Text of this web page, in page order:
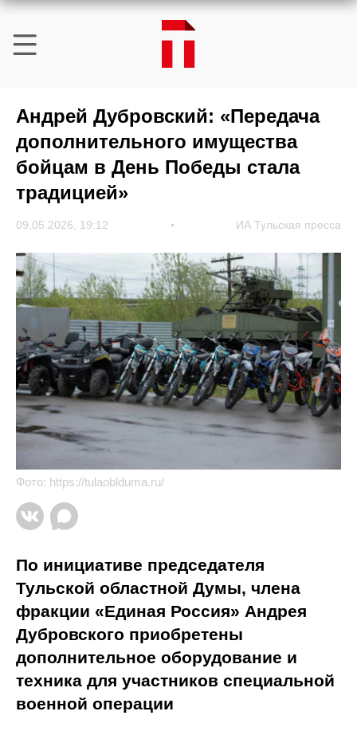
Андрей Дубровский: «Передача
дополнительного имущества
бойцам в День Победы стала
традицией»
09.05.2026, 19:12 ИА Тульская пресса
Фото: https://tulaoblduma.ru/
По инициативе председателя
Тульской областной Думы, члена
фракции «Единая Россия» Андрея
Дубровского приобретены
дополнительное оборудование и
техника для участников специальной
военной операции